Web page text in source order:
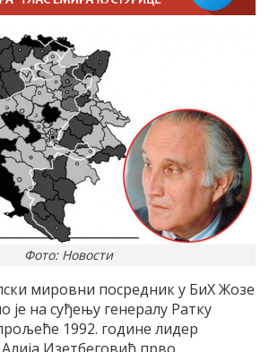
Фото: Новости
мировни посредник у БиХ Жозе
је на суђењу генералу Ратку
1992. године лидер